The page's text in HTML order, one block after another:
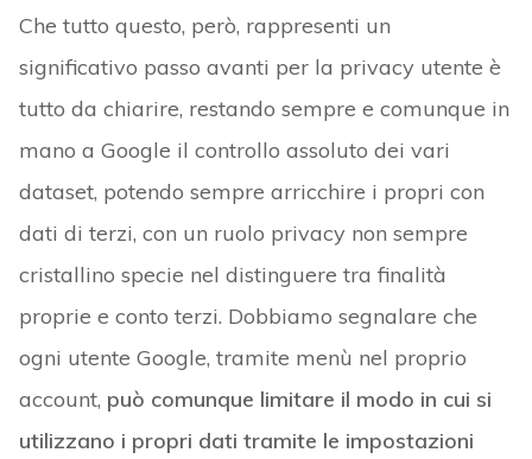
Che tutto questo, però, rappresenti un
significativo passo avanti per la privacy utente è
tutto da chiarire, restando sempre e comunque in
mano a Google il controllo assoluto dei vari
dataset, potendo sempre arricchire i propri con
dati di terzi, con un ruolo privacy non sempre
cristallino specie nel distinguere tra finalità
proprie e conto terzi. Dobbiamo segnalare che
ogni utente Google, tramite menù nel proprio
account, può comunque limitare il modo in cui si
utilizzano i propri dati tramite le impostazioni